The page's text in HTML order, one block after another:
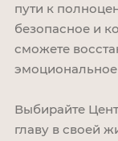
пути к
безопасное и
сможете
эмоциональное
Выбирайте
главу в своей